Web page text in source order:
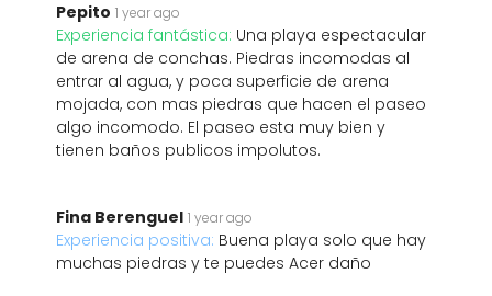
Pepito 1 year ago
Experiencia fantástica: Una playa espectacular
de arena de conchas. Piedras incomodas al
entrar al agua, y poca superficie de arena
mojada, con mas piedras que hacen el paseo
algo incomodo. El paseo esta muy bien y
tienen baños publicos impolutos.
Fina Berenguel 1 year ago
Experiencia positiva: Buena playa solo que hay
muchas piedras y te puedes Acer daño